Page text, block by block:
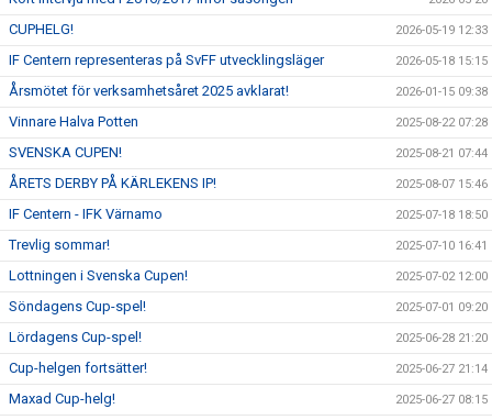
CUPHELG! 2026-05-19 12:33
IF Centern representeras på SvFF utvecklingsläger 2026-05-18 15:15
Årsmötet för verksamhetsåret 2025 avklarat! 2026-01-15 09:38
Vinnare Halva Potten 2025-08-22 07:28
SVENSKA CUPEN! 2025-08-21 07:44
ÅRETS DERBY PÅ KÄRLEKENS IP! 2025-08-07 15:46
IF Centern - IFK Värnamo 2025-07-18 18:50
Trevlig sommar! 2025-07-10 16:41
Lottningen i Svenska Cupen! 2025-07-02 12:00
Söndagens Cup-spel! 2025-07-01 09:20
Lördagens Cup-spel! 2025-06-28 21:20
Cup-helgen fortsätter! 2025-06-27 21:14
Maxad Cup-helg! 2025-06-27 08:15